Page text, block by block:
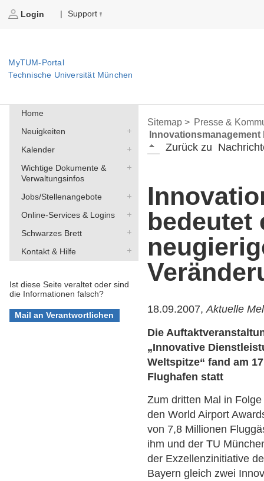
Login | Support
MyTUM-Portal
Technische Universität München
Home
Neuigkeiten
Kalender
Wichtige Dokumente &
Verwaltungsinfos
Jobs/Stellenangebote
Online-Services & Logins
Schwarzes Brett
Kontakt & Hilfe
Ist diese Seite veraltet oder sind
die Informationen falsch?
Sitemap > Presse &
Zurück zu
bedeutet
18.09.2007,Aktuelle
Die
„Innovative
Weltspitze“ fand am
Flughafen statt
Zum dritten Mal in
den World Airport
von 7,8 Millionen
ihm und der TU
der Exzellenzinitiative
Bayern gleich zwei